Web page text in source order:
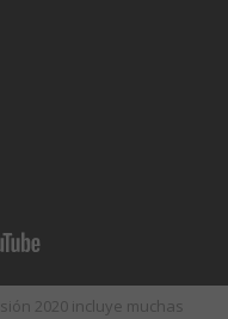
2020 incluye muchas